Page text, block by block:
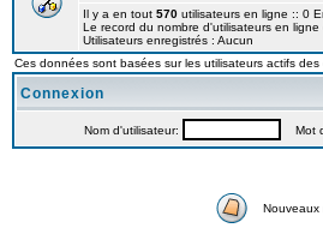
Il y a en tout 570 utilisateurs en ligne :: 0
Le record du nombre d'utilisateurs en ligne
Utilisateurs enregistrés : Aucun
Ces données sont basées sur les utilisateurs actifs
Connexion
Nom d'utilisateur: Mot
Nouveaux